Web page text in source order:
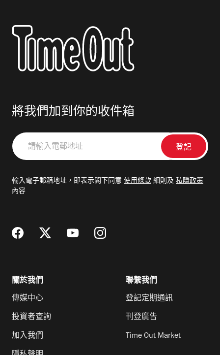
將我們加到你的收件箱
請
輸
郵
輸入電子郵箱地址，即表示閣下同意 使用條款 細則及 私隱政策
內容
關於我們
傳媒中心
投資者查詢
加入我們
聯繫我們
登記定期通訊
刊登廣告
Time Out Market